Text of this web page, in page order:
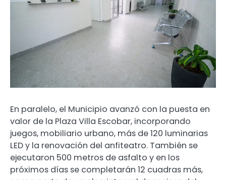
En paralelo, el Municipio avanzó con la puesta en
valor de la Plaza Villa Escobar, incorporando
juegos, mobiliario urbano, más de 120 luminarias
LED y la renovación del anfiteatro. También se
ejecutaron 500 metros de asfalto y en los
próximos días se completarán 12 cuadras más,